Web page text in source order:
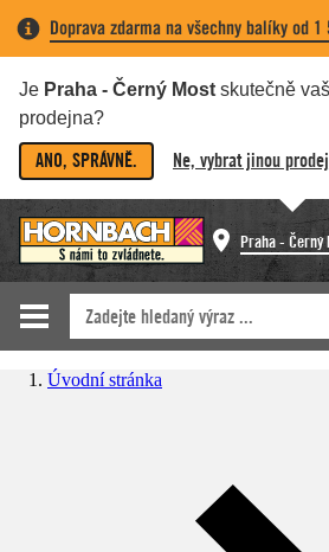
Doprava zdarma na všechny balíky od 1
Je Praha - Černý Most skutečně
prodejna?
ANO, SPRÁVNĚ. Ne, vybrat jinou
Praha - Černý
Úvodní stránka